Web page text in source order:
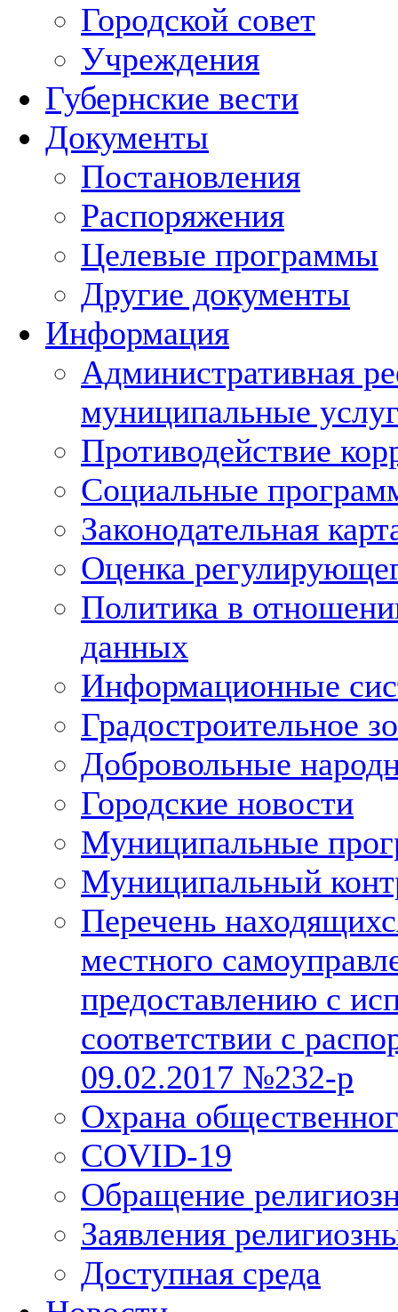
Городской совет
Учреждения
Губернские вести
Документы
Постановления
Распоряжения
Целевые программы
Другие документы
Информация
Административная
муниципальные
Противодействие
Социальные
Законодательная
Оценка
Политика в
данных
Информационные
Градостроительное
Добровольные
Городские новости
Муниципальные
Муниципальный
Перечень
местного
предоставлению с
соответствии с
09.02.2017 №232-р
Охрана
COVID-19
Обращение
Заявления
Доступная среда